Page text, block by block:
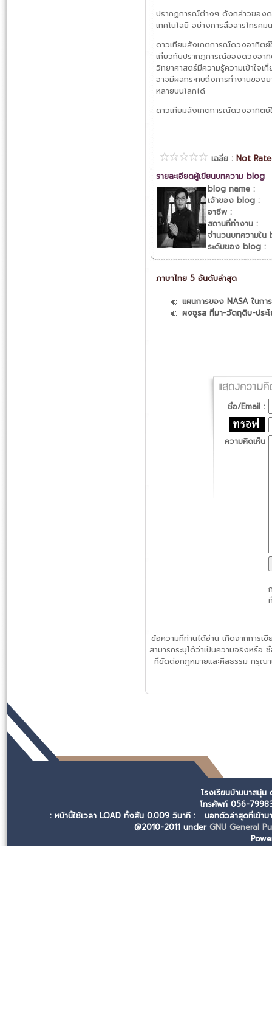
ปรากฏการณ์ต่างๆ ดังกล่าวของด
เทคโนโลยี อย่างการสื่อสารโทรค
ดาวเทียมสังเกตการณ์ดวงอาทิต
เกี่ยวกับปรากฏการณ์ของดวงอาทิ
วิทยาศาสตร์มีความรู้ความเข้าใจ
อาจมีผลกระทบถึงการทำงานของ
หลายบนโลกได้
ดาวเทียมสังเกตการณ์ดวงอาทิตย์
เฉลี่ย : Not
รายละเอียดผู้เขียนบทความ blog
blog name :
เจ้าของ blog :
อาชีพ :
สถานที่ทำงาน :
จำนวนบทความใน
ระดับของ blog :
ภาษาไทย 5 อันดับล่าสุด
แผนการของ NASA ในก
ผงชูรส ที่มา-วัตถุดิบ-ประโ
ชื่อ/Email :
ความคิดเห็น
ข้อความที่ท่านได้อ่าน เกิดจากการเ
สามารถระบุได้ว่าเป็นความจริงหรื
ที่ขัดต่อกฎหมายและศีลธรรม กรุณ
โรงเรียนบ้านนาสนุ่
โทรศัพท์ 056-
: หน้านี้ใช้เวลา LOAD ทั้งสิ้น 0.009 วินาที : บอทตัวล่าสุดที่เข้า
@2010-2011 under GNU General